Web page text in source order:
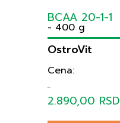
BCAA 20-1-1
- 400 g
OstroVit
Cena:
2.890,00 RSD